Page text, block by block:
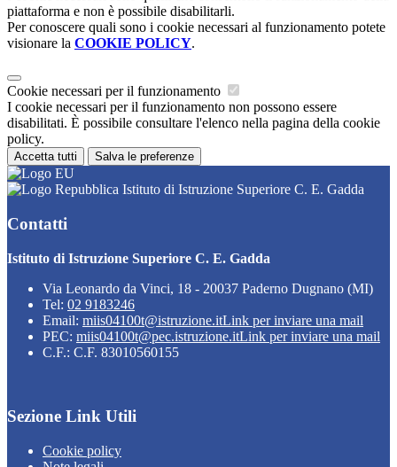
piattaforma e non è possibile disabilitarli.
Per conoscere quali sono i cookie necessari al funzionamento potete
visionare la COOKIE POLICY.
Cookie necessari per il funzionamento
I cookie necessari per il funzionamento non possono essere
disabilitati. È possibile consultare l'elenco nella pagina della cookie
policy.
Accetta tutti Salva le preferenze
Istituto di Istruzione Superiore C. E. Gadda
Contatti
Istituto di Istruzione Superiore C. E. Gadda
Via Leonardo da Vinci, 18 - 20037 Paderno Dugnano (MI)
Tel: 02 9183246
Email: miis04100t@istruzione.itLink per inviare una mail
PEC: miis04100t@pec.istruzione.itLink per inviare una mail
C.F.: C.F. 83010560155
Sezione Link Utili
Cookie policy